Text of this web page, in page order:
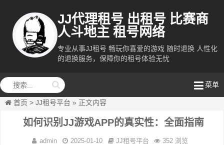
JJ代理租号 出租号 比赛商
人斗地主 租号网络
专业从事JJ租号 畅玩你喜爱的游戏 随时退换 人性化
的退换服务，保障你的租号体验无忧
菜单
首页 > JJ租号平台 » 正文内容
如何识别JJ游戏APP的真实性：全面指南
admin 2025-01-10 JJ租号平台 352 浏览